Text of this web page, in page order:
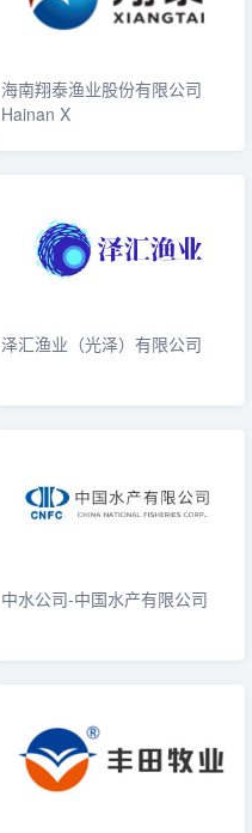
海南翔泰渔业股份有限公司
Hainan X
泽汇渔业（光泽）有限公司
中水公司-中国水产有限公司